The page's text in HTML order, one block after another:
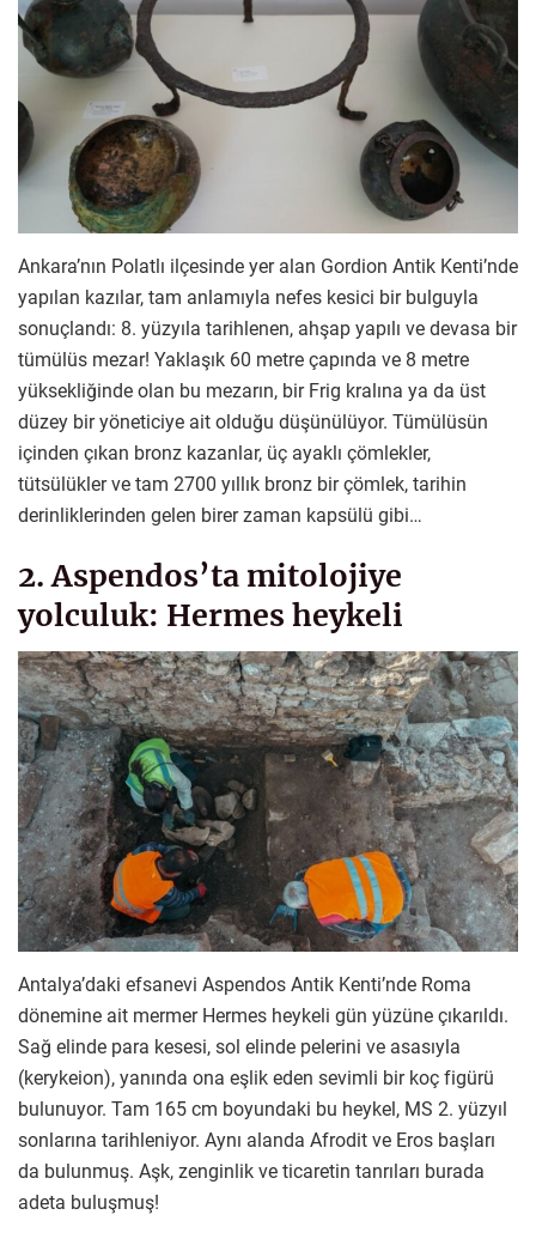
Ankara’nın Polatlı ilçesinde yer alan Gordion Antik Kenti’nde
yapılan kazılar, tam anlamıyla nefes kesici bir bulguyla
sonuçlandı: 8. yüzyıla tarihlenen, ahşap yapılı ve devasa bir
tümülüs mezar! Yaklaşık 60 metre çapında ve 8 metre
yüksekliğinde olan bu mezarın, bir Frig kralına ya da üst
düzey bir yöneticiye ait olduğu düşünülüyor. Tümülüsün
içinden çıkan bronz kazanlar, üç ayaklı çömlekler,
tütsülükler ve tam 2700 yıllık bronz bir çömlek, tarihin
derinliklerinden gelen birer zaman kapsülü gibi…
2. Aspendos’ta mitolojiye
yolculuk: Hermes heykeli
Antalya’daki efsanevi Aspendos Antik Kenti’nde Roma
dönemine ait mermer Hermes heykeli gün yüzüne çıkarıldı.
Sağ elinde para kesesi, sol elinde pelerini ve asasıyla
(kerykeion), yanında ona eşlik eden sevimli bir koç figürü
bulunuyor. Tam 165 cm boyundaki bu heykel, MS 2. yüzyıl
sonlarına tarihleniyor. Aynı alanda Afrodit ve Eros başları
da bulunmuş. Aşk, zenginlik ve ticaretin tanrıları burada
adeta buluşmuş!